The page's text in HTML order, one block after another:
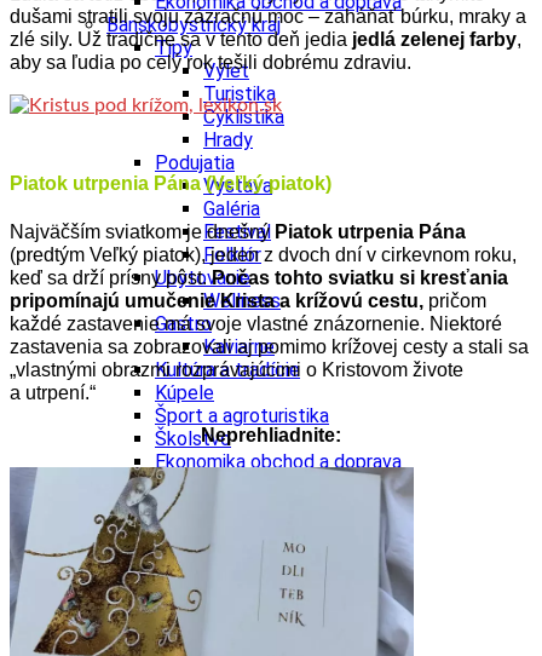
Banskobystrický kraj
Tipy
Výlet
Turistika
Cyklistika
Hrady
Podujatia
Výstava
Galéria
Festival
Folklór
Ubytovanie
Wellness
Gastro
Kaviarne
Kultúra a tradície
Kúpele
Šport a agroturistika
Školstvo
Ekonomika obchod a doprava
Košický kraj
Tipy
Turistika
Cyklistika
Podujatia
dušami stratili svoju zázračnú moc – zaháňať búrku, mraky a
zlé sily. Už tradične sa v tento deň jedia jedlá zelenej farby,
aby sa ľudia po celý rok tešili dobrému zdraviu.
Piatok utrpenia Pána (Veľký piatok)
Najväčším sviatkom je dnešný Piatok utrpenia Pána
(predtým Veľký piatok), jeden z dvoch dní v cirkevnom roku,
keď sa drží prísny pôst.Počas tohto sviatku si kresťania
pripomínajú umučenie Krista a krížovú cestu, pričom
každé zastavenie má svoje vlastné znázornenie. Niektoré
zastavenia sa zobrazovali aj pomimo krížovej cesty a stali sa
„vlastnými obrazmi rozprávajúcimi o Kristovom živote
a utrpení.“
Neprehliadnite: